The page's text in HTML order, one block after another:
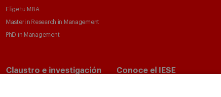
Elige tu MBA
Master in Research in Management
PhD in Management
Claustro e investigación Conoce el IESE